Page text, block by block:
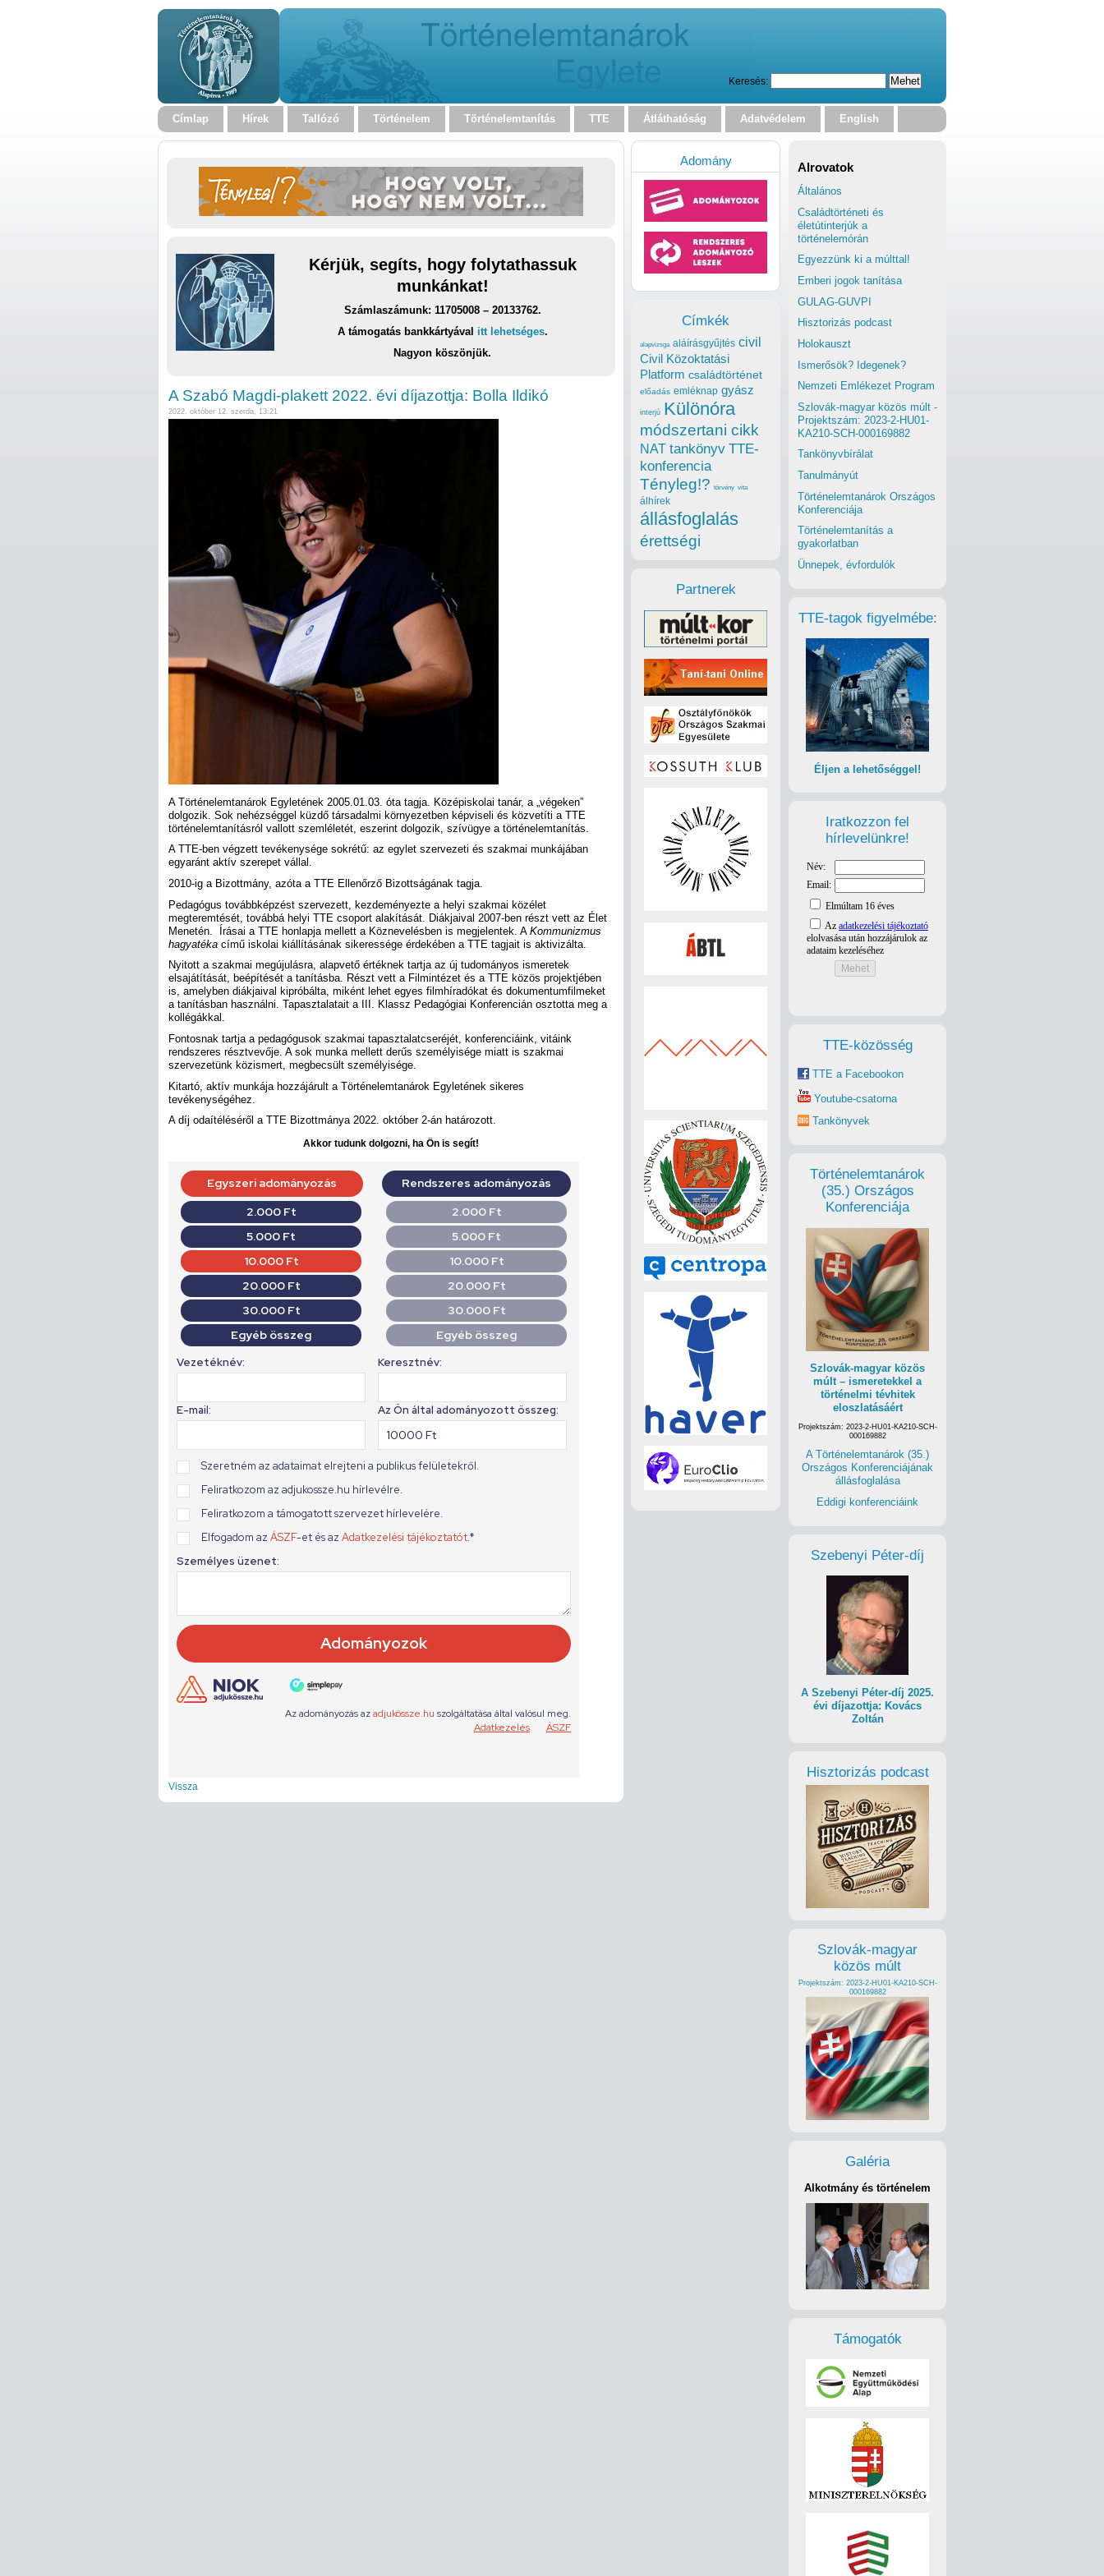
Keresés:
Címlap Hírek Tallózó Történelem Történelemtanítás TTE Átláthatóság Adatvédelem English
Kérjük, segíts, hogy folytathassuk
munkánkat!
Számlaszámunk: 11705008 – 20133762.
A támogatás bankkártyával itt lehetséges.
Nagyon köszönjük.
A Szabó Magdi-plakett 2022. évi díjazottja: Bolla Ildikó
2022. október 12. szerda, 13:21
A Történelemtanárok Egyletének 2005.01.03. óta tagja. Középiskolai tanár, a „végeken”
dolgozik. Sok nehézséggel küzdő társadalmi környezetben képviseli és közvetíti a TTE
történelemtanításról vallott szemléletét, eszerint dolgozik, szívügye a történelemtanítás.
A TTE-ben végzett tevékenysége sokrétű: az egylet szervezeti és szakmai munkájában
egyaránt aktív szerepet vállal.
2010-ig a Bizottmány, azóta a TTE Ellenőrző Bizottságának tagja.
Pedagógus továbbképzést szervezett, kezdeményezte a helyi szakmai közélet
megteremtését, továbbá helyi TTE csoport alakítását. Diákjaival 2007-ben részt vett az Élet
Menetén. Írásai a TTE honlapja mellett a Köznevelésben is megjelentek. A Kommunizmus
hagyatéka című iskolai kiállításának sikeressége érdekében a TTE tagjait is aktivizálta.
Nyitott a szakmai megújulásra, alapvető értéknek tartja az új tudományos ismeretek
elsajátítását, beépítését a tanításba. Részt vett a Filmintézet és a TTE közös projektjében
is, amelyben diákjaival kipróbálta, miként lehet egyes filmhíradókat és dokumentumfilmeket
a tanításban használni. Tapasztalatait a III. Klassz Pedagógiai Konferencián osztotta meg a
kollégákkal.
Fontosnak tartja a pedagógusok szakmai tapasztalatcseréjét, konferenciáink, vitáink
rendszeres résztvevője. A sok munka mellett derűs személyisége miatt is szakmai
szervezetünk közismert, megbecsült személyisége.
Kitartó, aktív munkája hozzájárult a Történelemtanárok Egyletének sikeres
tevékenységéhez.
A díj odaítéléséről a TTE Bizottmánya 2022. október 2-án határozott.
Akkor tudunk dolgozni, ha Ön is segít!
Vissza
Alrovatok
Általános
Családtörténeti és
életútinterjúk a
történelemórán
Egyezzünk ki a múlttal!
Emberi jogok tanítása
GULAG-GUVPI
Hisztorizás podcast
Holokauszt
Ismerősök? Idegenek?
Nemzeti Emlékezet Program
Szlovák-magyar közös múlt -
Projektszám: 2023-2-HU01-
KA210-SCH-000169882
Tankönyvbírálat
Tanulmányút
Történelemtanárok Országos
Konferenciája
Történelemtanítás a
gyakorlatban
Ünnepek, évfordulók
TTE-tagok figyelmébe:
Éljen a lehetőséggel!
Iratkozzon fel
hírlevelünkre!
TTE-közösség
TTE a Facebookon
Youtube-csatorna
Tankönyvek
Történelemtanárok
(35.) Országos
Konferenciája
Szlovák-magyar közös
múlt – ismeretekkel a
történelmi tévhitek
eloszlatásáért
Projektszám: 2023-2-HU01-KA210-SCH-
000169882
A Történelemtanárok (35.)
Országos Konferenciájának
állásfoglalása
Eddigi konferenciáink
Szebenyi Péter-díj
A Szebenyi Péter-díj 2025.
évi díjazottja: Kovács
Zoltán
Hisztorizás podcast
Szlovák-magyar
közös múlt
Projektszám: 2023-2-HU01-KA210-SCH-
000169882
Galéria
Alkotmány és történelem
Támogatók
Adomány
Címkék
alapvizsga aláírásgyűjtés civil
Civil Közoktatási
Platform családtörténet
előadás emléknap gyász
interjú Különóra
módszertani cikk
NAT tankönyv TTE-
konferencia
Tényleg!? törvény vita
álhírek
állásfoglalás
érettségi
Partnerek